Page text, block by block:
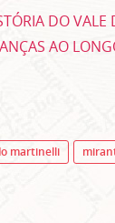
DO
AO
martinelli